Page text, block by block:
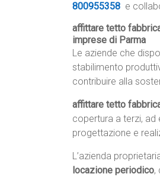
800955358 e
affittare tetto
imprese di Parma
Le aziende che
stabilimento
contribuire alla
affittare tetto
copertura a terzi, ad
progettazione e
L’azienda
locazione periodico,